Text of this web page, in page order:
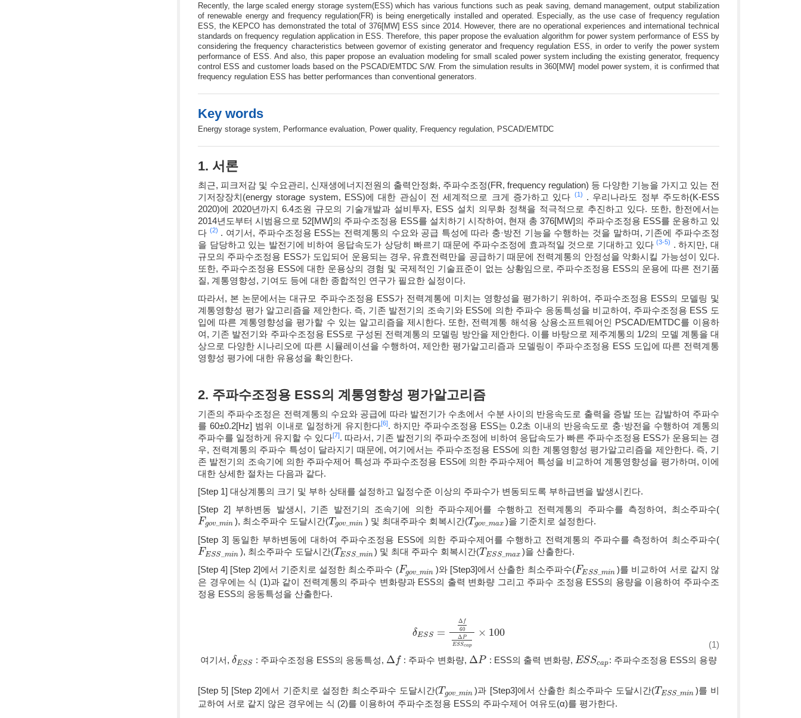
Recently, the large scaled energy storage system(ESS) which has various functions such as peak saving, demand management, output stabilization
of renewable energy and frequency regulation(FR) is being energetically installed and operated. Especially, as the use case of frequency regulation
ESS, the KEPCO has demonstrated the total of 376[MW] ESS since 2014. However, there are no operational experiences and international technical
standards on frequency regulation application in ESS. Therefore, this paper propose the evaluation algorithm for power system performance of ESS by
considering the frequency characteristics between governor of existing generator and frequency regulation ESS, in order to verify the power system
performance of ESS. And also, this paper propose an evaluation modeling for small scaled power system including the existing generator, frequency
control ESS and customer loads based on the PSCAD/EMTDC S/W. From the simulation results in 360[MW] model power system, it is confirmed that
frequency regulation ESS has better performances than conventional generators.
Key words
Energy storage system, Performance evaluation, Power quality, Frequency regulation, PSCAD/EMTDC
1. 서론
최근, 피크저감 및 수요관리, 신재생에너지전원의 출력안정화, 주파수조정(FR, frequency regulation) 등 다양한 기능을 가지고 있는 전
기저장장치(energy storage system, ESS)에 대한 관심이 전 세계적으로 크게 증가하고 있다 (1)
. 우리나라도 정부 주도하(K-ESS
2020)에 2020년까지 6.4조원 규모의 기술개발과 설비투자, ESS 설치 의무화 정책을 적극적으로 추진하고 있다. 또한, 한전에서는
2014년도부터 시범용으로 52[MW]의 주파수조정용 ESS를 설치하기 시작하여, 현재 총 376[MW]의 주파수조정용 ESS를 운용하고 있
다 (2) . 여기서, 주파수조정용 ESS는 전력계통의 수요와 공급 특성에 따라 충·방전 기능을 수행하는 것을 말하며, 기존에 주파수조정
을 담당하고 있는 발전기에 비하여 응답속도가 상당히 빠르기 때문에 주파수조정에 효과적일 것으로 기대하고 있다(3-5) . 하지만, 대
규모의 주파수조정용 ESS가 도입되어 운용되는 경우, 유효전력만을 공급하기 때문에 전력계통의 안정성을 악화시킬 가능성이 있다.
또한, 주파수조정용 ESS에 대한 운용상의 경험 및 국제적인 기술표준이 없는 상황임으로, 주파수조정용 ESS의 운용에 따른 전기품
질, 계통영향성, 기여도 등에 대한 종합적인 연구가 필요한 실정이다.
따라서, 본 논문에서는 대규모 주파수조정용 ESS가 전력계통에 미치는 영향성을 평가하기 위하여, 주파수조정용 ESS의 모델링 및
계통영향성 평가 알고리즘을 제안한다. 즉, 기존 발전기의 조속기와 ESS에 의한 주파수 응동특성을 비교하여, 주파수조정용 ESS 도
입에 따른 계통영향성을 평가할 수 있는 알고리즘을 제시한다. 또한, 전력계통 해석용 상용소프트웨어인 PSCAD/EMTDC를 이용하
여, 기존 발전기와 주파수조정용 ESS로 구성된 전력계통의 모델링 방안을 제안한다. 이를 바탕으로 제주계통의 1/2의 모델 계통을 대
상으로 다양한 시나리오에 따른 시뮬레이션을 수행하여, 제안한 평가알고리즘과 모델링이 주파수조정용 ESS 도입에 따른 전력계통
영향성 평가에 대한 유용성을 확인한다.
2. 주파수조정용 ESS의 계통영향성 평가알고리즘
기존의 주파수조정은 전력계통의 수요와 공급에 따라 발전기가 수초에서 수분 사이의 반응속도로 출력을 증발 또는 감발하여 주파수
를 60±0.2[Hz] 범위 이내로 일정하게 유지한다[6]. 하지만 주파수조정용 ESS는 0.2초 이내의 반응속도로 충·방전을 수행하여 계통의
주파수를 일정하게 유지할 수 있다[7]. 따라서, 기존 발전기의 주파수조정에 비하여 응답속도가 빠른 주파수조정용 ESS가 운용되는 경
우, 전력계통의 주파수 특성이 달라지기 때문에, 여기에서는 주파수조정용 ESS에 의한 계통영향성 평가알고리즘을 제안한다. 즉, 기
존 발전기의 조속기에 의한 주파수제어 특성과 주파수조정용 ESS에 의한 주파수제어 특성을 비교하여 계통영향성을 평가하며, 이에
대한 상세한 절차는 다음과 같다.
[Step 1] 대상계통의 크기 및 부하 상태를 설정하고 일정수준 이상의 주파수가 변동되도록 부하급변을 발생시킨다.
[Step 2] 부하변동 발생시, 기존 발전기의 조속기에 의한 주파수제어를 수행하고 전력계통의 주파수를 측정하여, 최소주파수(
Fgov_min
Fgov _min), 최소주파수 도달시간(Tgov_min
Tgov _mi n) 및 최대주파수 회복시간(T gov_max
Tgov _max
)을 기준치로 설정한다.
[Step 3] 동일한 부하변동에 대하여 주파수조정용 ESS에 의한 주파수제어를 수행하고 전력계통의 주파수를 측정하여 최소주파수(
FESS_ min
FESS _min ), 최소주파수 도달시간(TESS_ min
TESS _min) 및 최대 주파수 회복시간(TESS_ max
TESS _max)을 산출한다.
[Step 4] [Step 2]에서 기준치로 설정한 최소주파수 (Fgov _min
Fgov _min)와 [Step3]에서 산출한 최소주파수(FESS_min
FESS_min)를 비교하여 서로 같지 않
은 경우에는 식 (1)과 같이 전력계통의 주파수 변화량과 ESS의 출력 변화량 그리고 주파수 조정용 ESS의 용량을 이용하여 주파수조
정용 ESS의 응동특성을 산출한다.
(1)
δESS =
Δ f
60
Δ P
ESScap
× 100
δESS =Δ 60ΔPE SS cap×
여기서, δESS
δESS : 주파수조정용 ESS의 응동특성, Δf
Δf : 주파수 변화량, ΔP
ΔP : ESS의 출력 변화량, ESScap
ESScap : 주파수조정용 ESS의 용량
[Step 5] [Step 2]에서 기준치로 설정한 최소주파수 도달시간(T gov_ min
Tgov _min)과 [Step3]에서 산출한 최소주파수 도달시간(T ESS_min
TESS _min)를 비
교하여 서로 같지 않은 경우에는 식 (2)를 이용하여 주파수조정용 ESS의 주파수제어 여유도(α)를 평가한다.